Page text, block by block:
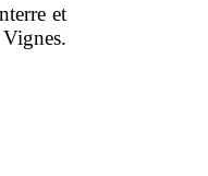
et